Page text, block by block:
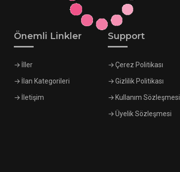
Önemli Linkler
İller
İlan Kategorileri
İletişim
Support
Çerez Politikası
Gizlilik Politikası
Kullanım Sözleşmesi
Üyelik Sözleşmesi